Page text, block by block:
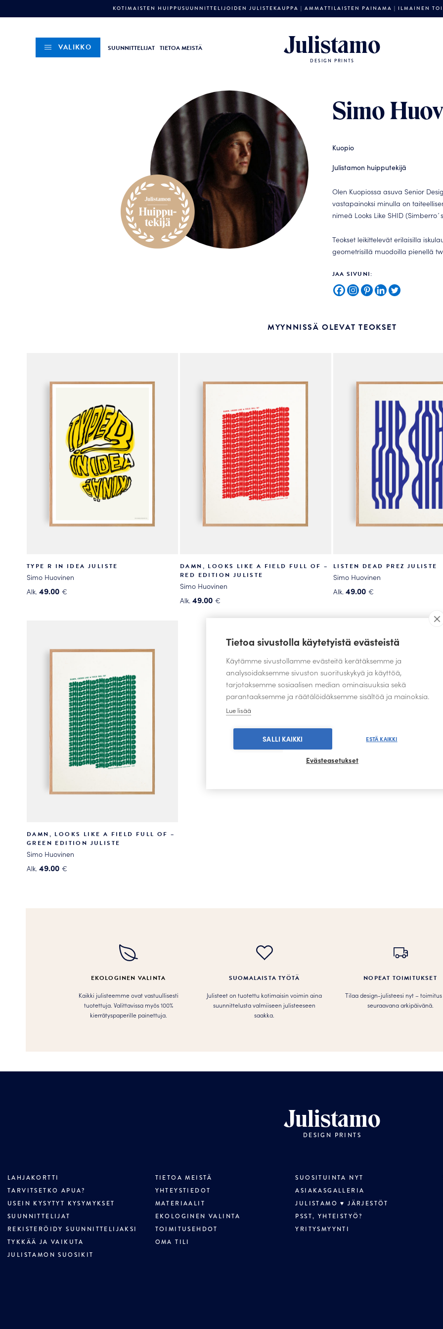
KOTIMAISTEN HUIPPUSUUNNITTELIJOIDEN JULISTEKAUPPA | AMMATTILAISTEN PAINAMA | ILMAINEN
VALIKKO SUUNNITTELIJAT TIETOA MEISTÄ Julistamo
DESIGN PRINTS
Simo
Kuopio
Julistamon huipputekijä
Olen Kuopiossa asuva Senior
vastapainoksi minulla on
nimeä Looks Like SHID
Teokset leikittelevät erilaisilla
geometrisillä muodoilla pienellä
JAA SIVUNI:
MYYNNISSÄ OLEVAT TEOKSET
TYPE R IN IDEA JULISTE
Simo Huovinen
Alk. 49.00 €
muunnelma.
tuotteen
sivulla.
DAMN, LOOKS LIKE A FIELD FULL OF –
RED EDITION JULISTE
Simo Huovinen
Alk. 49.00 €
LISTEN DEAD PREZ JULISTE
Simo Huovinen
Alk. 49.00 €
useampi
Voit
tehdä
valinnat
tuotteen
DAMN, LOOKS LIKE A FIELD FULL OF –
GREEN EDITION JULISTE
Simo Huovinen
Alk. 49.00 €
EKOLOGINEN VALINTA
Kaikki julisteemme ovat vastuullisesti
tuotettuja. Valittavissa myös 100%
kierrätyspaperille painettuja.
SUOMALAISTA TYÖTÄ
Julisteet on tuotettu kotimaisin voimin aina
suunnittelusta valmiiseen julisteeseen
saakka.
NOPEAT TOIMITUKSET
Tilaa design-julisteesi nyt –
seuraavana arkipäivänä.
Julistamo
DESIGN PRINTS
LAHJAKORTTI
TARVITSETKO APUA?
USEIN KYSYTYT KYSYMYKSET
SUUNNITTELIJAT
REKISTERÖIDY SUUNNITTELIJAKSI
TYKKÄÄ JA VAIKUTA
JULISTAMON SUOSIKIT
TIETOA MEISTÄ
YHTEYSTIEDOT
MATERIAALIT
EKOLOGINEN VALINTA
TOIMITUSEHDOT
OMA TILI
SUOSITUINTA NYT
ASIAKASGALLERIA
JULISTAMO ♥ JÄRJESTÖT
PSST, YHTEISTYÖ?
YRITYSMYYNTI
Tietoa sivustolla käytetyistä evästeistä
Käytämme sivustollamme evästeitä kerätäksemme ja
analysoidaksemme sivuston suorituskykyä ja käyttöä,
tarjotaksemme sosiaalisen median ominaisuuksia sekä
parantaaksemme ja räätälöidäksemme sisältöä ja mainoksia.
Lue lisää
SALLI KAIKKI ESTÄ KAIKKI
Evästeasetukset